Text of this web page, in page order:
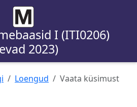
I (ITI0206)
2023)
Loengud Vaata küsimust